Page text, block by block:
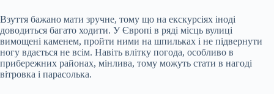
Взуття бажано мати зручне, тому що на екскурсіях іноді
доводиться багато ходити. У Європі в ряді місць вулиці
вимощені каменем, пройти ними на шпильках і не підвернути
ногу вдається не всім. Навіть влітку погода, особливо в
прибережних районах, мінлива, тому можуть стати в нагоді
вітровка і парасолька.